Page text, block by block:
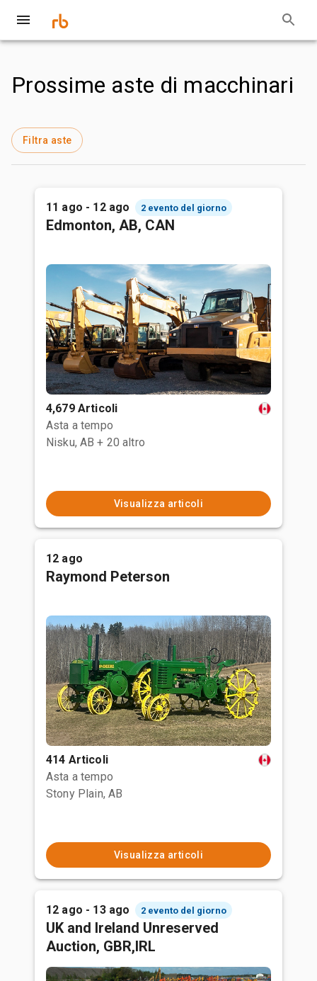
Prossime aste di macchinari
Filtra aste
11 ago - 12 ago 2 evento del giorno
Edmonton, AB, CAN
4,679 Articoli
Asta a tempo
Nisku, AB + 20 altro
Visualizza articoli
12 ago
Raymond Peterson
414 Articoli
Asta a tempo
Stony Plain, AB
Visualizza articoli
12 ago - 13 ago 2 evento del giorno
UK and Ireland Unreserved
Auction, GBR,IRL